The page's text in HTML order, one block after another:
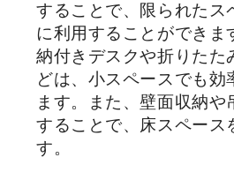
することで、限られたス
に利用することができま
納付きデスクや折りたた
どは、小スペースでも効
ます。また、壁面収納や
することで、床スペース
す。